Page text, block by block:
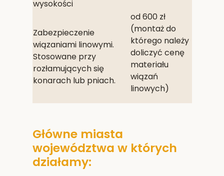
wysokości
Zabezpieczenie
wiązaniami linowymi.
Stosowane przy
rozłamujących się
konarach lub pniach.
od 600 zł
(montaż do
którego należy
doliczyć cenę
materiału
wiązań
linowych)
Główne miasta
województwa w których
działamy: